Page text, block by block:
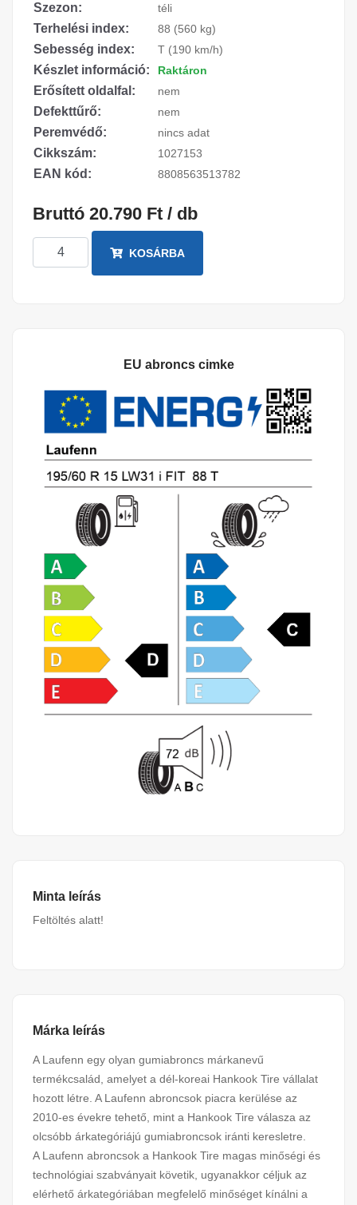
Szezon: téli
Terhelési index: 88 (560 kg)
Sebesség index: T (190 km/h)
Készlet információ: Raktáron
Erősített oldalfal: nem
Defekttűrő: nem
Peremvédő: nincs adat
Cikkszám: 1027153
EAN kód: 8808563513782
Bruttó 20.790 Ft / db
KOSÁRBA
EU abroncs cimke
Minta leírás
Feltöltés alatt!
Márka leírás
A Laufenn egy olyan gumiabroncs márkanevű
termékcsalád, amelyet a dél-koreai Hankook Tire vállalat
hozott létre. A Laufenn abroncsok piacra kerülése az
2010-es évekre tehető, mint a Hankook Tire válasza az
olcsóbb árkategóriájú gumiabroncsok iránti keresletre.
A Laufenn abroncsok a Hankook Tire magas minőségi és
technológiai szabványait követik, ugyanakkor céljuk az
elérhető árkategóriában megfelelő minőséget kínálni a